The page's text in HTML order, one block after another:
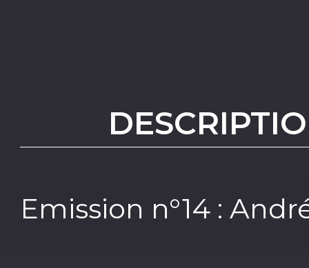
Emission n°14 :